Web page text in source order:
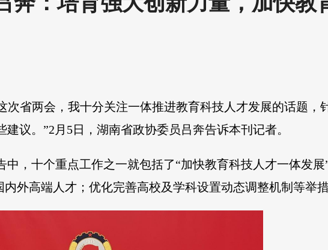
次省两会，我十分关注一体推进教育科技人才发展的话题，
议。”2月5日，湖南省政协委员吕奔告诉本刊记者。
，十个重点工作之一就包括了“加快教育科技人才一体发展
外高端人才；优化完善高校及学科设置动态调整机制等举措